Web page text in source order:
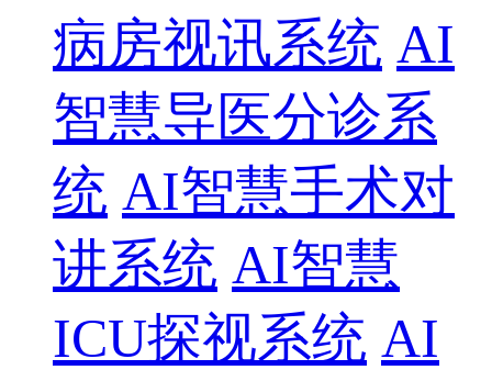
病房视讯系统 AI
智慧导医分诊系
统 AI智慧手术对
讲系统 AI智慧
ICU探视系统 AI